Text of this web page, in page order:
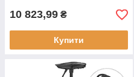
10 823,99 ₴
Купити